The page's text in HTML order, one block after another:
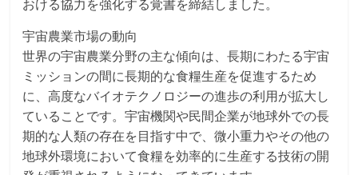
おける協力を強化する覚書を締結しました。
宇宙農業市場の動向
世界の宇宙農業分野の主な傾向は、長期にわたる宇宙
ミッションの間に長期的な食糧生産を促進するため
に、高度なバイオテクノロジーの進歩の利用が拡大し
ていることです。宇宙機関や民間企業が地球外での長
期的な人類の存在を目指す中で、微小重力やその他の
地球外環境において食糧を効率的に生産する技術の開